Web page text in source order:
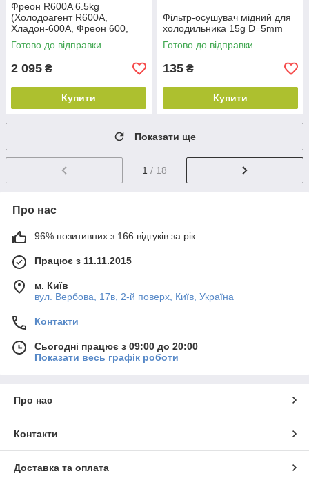
Фреон R600A 6.5kg
(Холодоагент R600A,
Хладон-600A, Фреон 600,
ДФУ-600A, HFC-600 А)
Готово до відправки
2 095 ₴
Купити
Фільтр-осушувач мідний для
холодильника 15g D=5mm
Готово до відправки
135 ₴
Купити
Показати ще
1 / 18
Про нас
96% позитивних з 166 відгуків за рік
Працює з 11.11.2015
м. Київ
вул. Вербова, 17в, 2-й поверх, Київ, Україна
Контакти
Сьогодні працює з 09:00 до 20:00
Показати весь графік роботи
Про нас
Контакти
Доставка та оплата